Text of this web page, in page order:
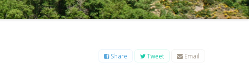
Share Tweet Email